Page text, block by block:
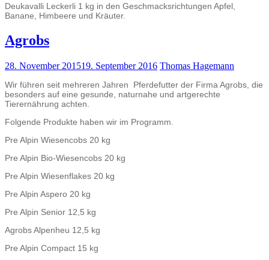
Deukavalli Leckerli 1 kg in den Geschmacksrichtungen Apfel,
Banane, Himbeere und Kräuter.
Agrobs
28. November 201519. September 2016 Thomas Hagemann
Wir führen seit mehreren Jahren Pferdefutter der Firma Agrobs, die
besonders auf eine gesunde, naturnahe und artgerechte
Tierernährung achten.
Folgende Produkte haben wir im Programm.
Pre Alpin Wiesencobs 20 kg
Pre Alpin Bio-Wiesencobs 20 kg
Pre Alpin Wiesenflakes 20 kg
Pre Alpin Aspero 20 kg
Pre Alpin Senior 12,5 kg
Agrobs Alpenheu 12,5 kg
Pre Alpin Compact 15 kg